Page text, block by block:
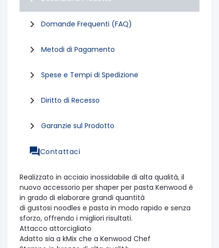
Domande Frequenti (FAQ)
Metodi di Pagamento
Spese e Tempi di Spedizione
Diritto di Recesso
Garanzie sul Prodotto
Contattaci
Realizzato in acciaio inossidabile di alta qualità, il
nuovo accessorio per shaper per pasta Kenwood è
in grado di elaborare grandi quantità
di gustosi noodles e pasta in modo rapido e senza
sforzo, offrendo i migliori risultati.
Attacco attorcigliato
Adatto sia a kMix che a Kenwood Chef